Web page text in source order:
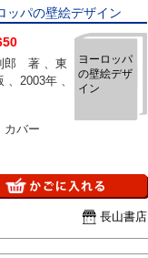
ッパの壁絵デザイン
ヨーロッパ
の壁絵デザ
イン
著 、東
カバー
長山書店